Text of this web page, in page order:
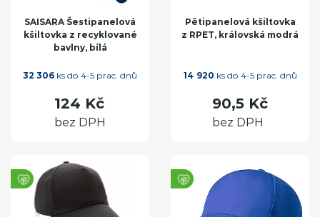
SAISARA Šestipanelová
kšiltovka z recyklované
bavlny, bílá
32 306 ks do 4-5 prac. dnů
124 Kč
bez DPH
Pětipanelová kšiltovka
z RPET, královská modrá
14 920 ks do 4-5 prac. dnů
90,5 Kč
bez DPH